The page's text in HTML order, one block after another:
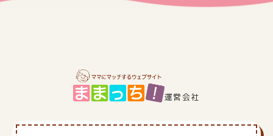
運営会社